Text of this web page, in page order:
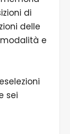
di
delle
e
sei